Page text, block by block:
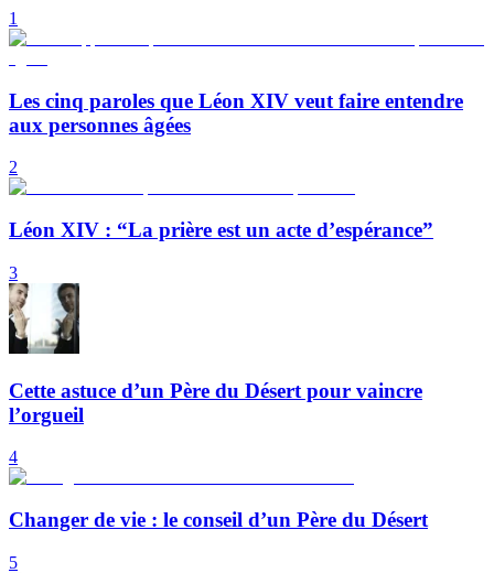
1
Les cinq paroles que Léon XIV veut faire entendre
aux personnes âgées
2
Léon XIV : “La prière est un acte d’espérance”
3
Cette astuce d’un Père du Désert pour vaincre
l’orgueil
4
Changer de vie : le conseil d’un Père du Désert
5